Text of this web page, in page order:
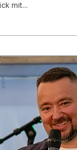
mit...